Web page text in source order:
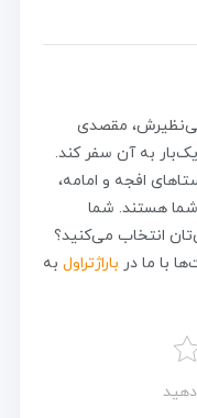
بی‌نظیرش، مقصدی
به آن سفر کند.
افجه و امامه،
شما هستند. شما
انتخاب می‌کنید؟
با ما در باراژتراول به